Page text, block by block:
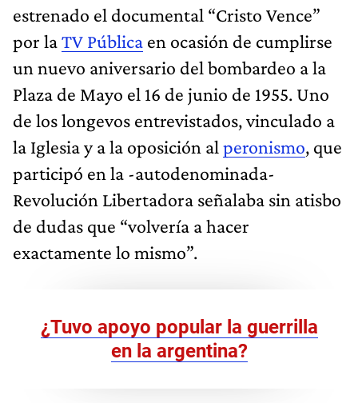
estrenado el documental “Cristo Vence”
por laTV Pública en ocasión de cumplirse
un nuevo aniversario del bombardeo a la
Plaza de Mayo el 16 de junio de 1955. Uno
de los longevos entrevistados, vinculado a
la Iglesia y a la oposición al peronismo, que
participó en la -autodenominada-
Revolución Libertadora señalaba sin atisbo
de dudas que “volvería a hacer
exactamente lo mismo”.
¿Tuvo apoyo popular la guerrilla
en la argentina?